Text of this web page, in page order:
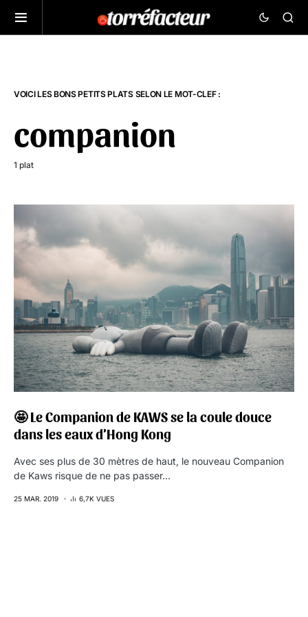
VOICI LES BONS PETITS PLATS SELON LE MOT-CLEF :
companion
1 plat
🤩 Le Companion de KAWS se la coule douce
dans les eaux d’Hong Kong
Avec ses plus de 30 mètres de haut, le nouveau Companion
de Kaws risque de ne pas passer…
25 MAR. 2019 6,7K VUES